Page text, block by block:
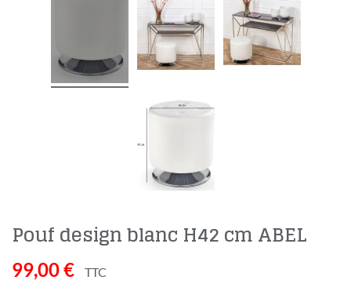
Pouf design blanc H42 cm ABEL
99,00 € TTC